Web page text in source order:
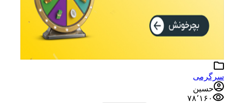
سرگرمی
حسین
۷۸٬۱۶۰